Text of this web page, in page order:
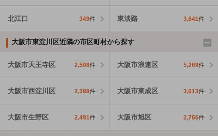
北江口 349件 東淡路 3,641件
大阪市東淀川区近隣の市区町村から探す
大阪市天王寺区 2,508件 大阪市浪速区 5,269件
大阪市西淀川区 2,388件 大阪市東成区 3,013件
大阪市生野区 2,491件 大阪市旭区 2,766件